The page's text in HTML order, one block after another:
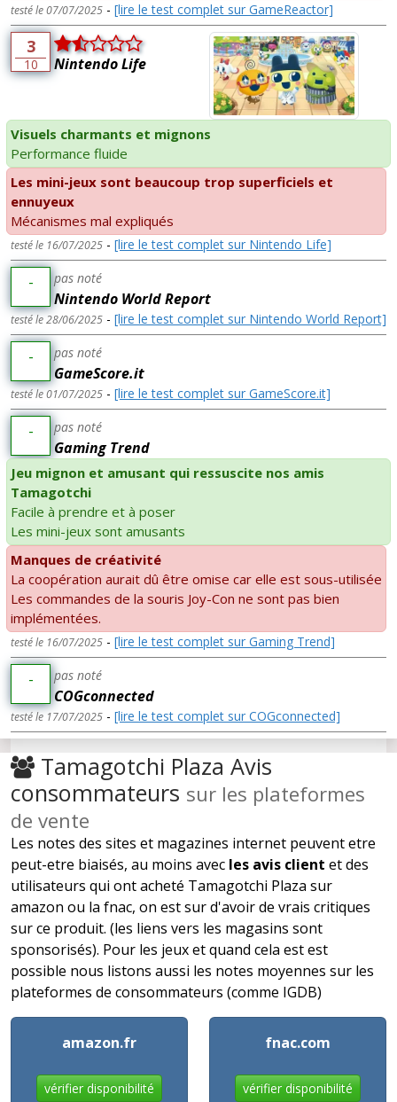
testé le 07/07/2025 - [lire le test complet sur GameReactor]
3
10 Nintendo Life
Visuels charmants et mignons
Performance fluide
Les mini-jeux sont beaucoup trop superficiels et
ennuyeux
Mécanismes mal expliqués
testé le 16/07/2025 - [lire le test complet sur Nintendo Life]
- pas noté
Nintendo World Report
testé le 28/06/2025 - [lire le test complet sur Nintendo World Report]
- pas noté
GameScore.it
testé le 01/07/2025 - [lire le test complet sur GameScore.it]
- pas noté
Gaming Trend
Jeu mignon et amusant qui ressuscite nos amis
Tamagotchi
Facile à prendre et à poser
Les mini-jeux sont amusants
Manques de créativité
La coopération aurait dû être omise car elle est sous-utilisée
Les commandes de la souris Joy-Con ne sont pas bien
implémentées.
testé le 16/07/2025 - [lire le test complet sur Gaming Trend]
- pas noté
COGconnected
testé le 17/07/2025 - [lire le test complet sur COGconnected]
Tamagotchi Plaza Avis
consommateurs sur les plateformes
de vente
Les notes des sites et magazines internet peuvent etre
peut-etre biaisés, au moins avec les avis client et des
utilisateurs qui ont acheté Tamagotchi Plaza sur
amazon ou la fnac, on est sur d'avoir de vrais critiques
sur ce produit. (les liens vers les magasins sont
sponsorisés). Pour les jeux et quand cela est est
possible nous listons aussi les notes moyennes sur les
plateformes de consommateurs (comme IGDB)
amazon.fr
vérifier disponibilité
fnac.com
vérifier disponibilité